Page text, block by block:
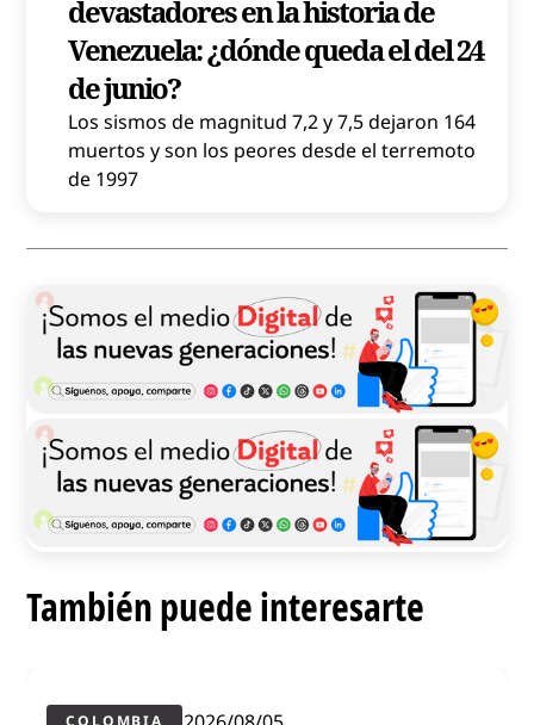
devastadores en la historia de
Venezuela: ¿dónde queda el del 24
de junio?
Los sismos de magnitud 7,2 y 7,5 dejaron 164
muertos y son los peores desde el terremoto
de 1997
También puede interesarte